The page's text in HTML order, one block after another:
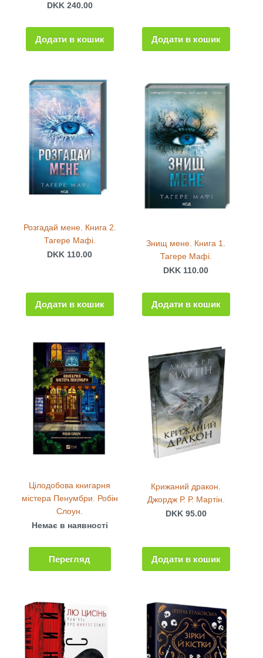
DKK 240.00
Додати в кошик Додати в кошик
Розгадай мене. Книга 2.
Тагере Мафі.
DKK 110.00
Додати в кошик
Знищ мене. Книга 1.
Тагере Мафі.
DKK 110.00
Додати в кошик
Цілодобова книгарня
містера Пенумбри. Робін
Слоун.
Немає в наявності
Перегляд
Крижаний дракон.
Джордж Р. Р. Мартін.
DKK 95.00
Додати в кошик